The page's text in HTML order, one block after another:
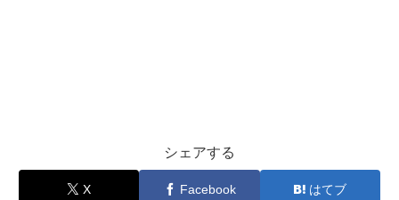
シェアする
X Facebook はてブ